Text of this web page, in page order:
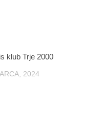
klub Trje 2000
2024